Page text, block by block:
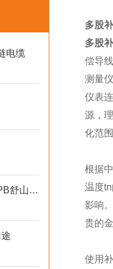
电缆
阻燃硅橡胶扁电缆ZR-YJGCFPB舒山车辆
多股
多股
偿导
测量
仪表
源，
化范
根据
温度
影响
贵的
使用